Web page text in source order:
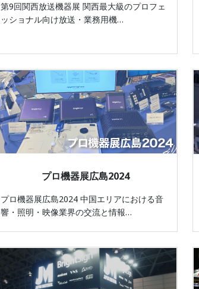
第9回関西放送機器展 関西最大級のプロフェ
ッショナル向け放送・業務用機…
プロ機器展広島2024
プロ機器展広島2024 中国エリアにおける音
響・照明・映像業界の交流と情報…